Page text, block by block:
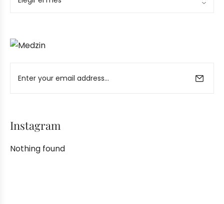
Instagram
Nothing found